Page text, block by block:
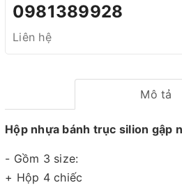
0981389928
Liên hệ
Mô tả
Hộp nhựa bánh trục silion gập
- Gồm 3 size:
+ Hộp 4 chiếc